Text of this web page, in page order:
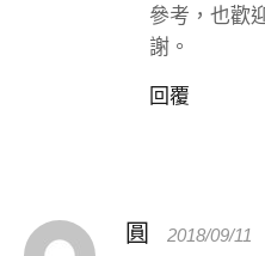
參考，也歡
謝。
回覆
圓 2018/09/11